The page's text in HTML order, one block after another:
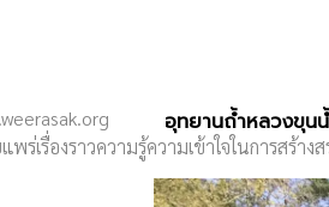
แพร่เรื่องราวความรู้ความเข้าใจในการ
อุทยานถ้ำหลวงขุน